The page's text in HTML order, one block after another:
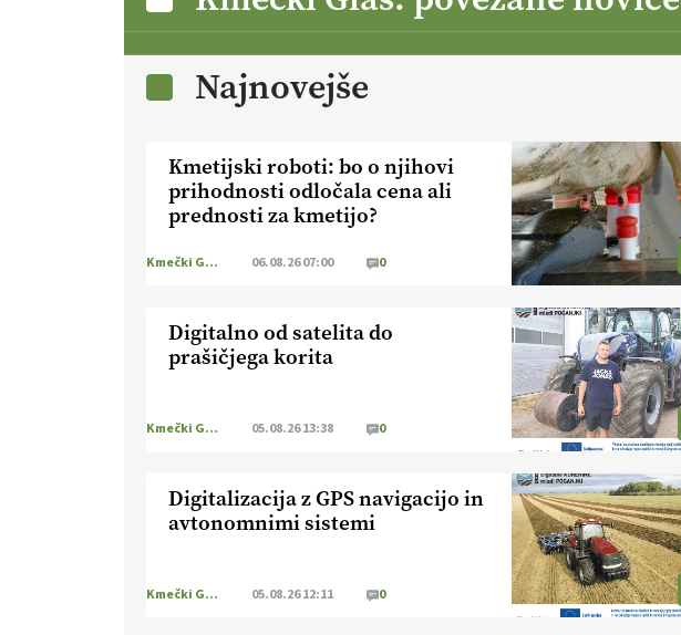
Najnovejše
Kmetijski roboti: bo o njihovi
prihodnosti odločala cena ali
prednosti za kmetijo?
Kmečki Glas 06.08.26 07:00 0
Digitalno od satelita do
prašičjega korita
Kmečki Glas 05.08.26 13:38 0
Digitalizacija z GPS navigacijo in
avtonomnimi sistemi
Kmečki Glas 05.08.26 12:11 0